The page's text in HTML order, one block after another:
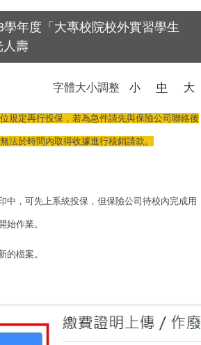
學年度「大專校院校外實習學生
人壽
字體大小調整 小 中 大
規定再行投保，若為急件請先與保險公司聯絡後
法於時間內取得收據進行核銷請款。
中，可先上系統投保，但保險公司待校內完成用
始作業。
的檔案。